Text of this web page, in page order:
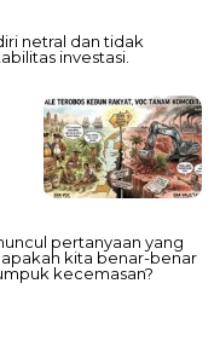
netral dan tidak
investasi.
pertanyaan yang
kita benar-benar
kecemasan?